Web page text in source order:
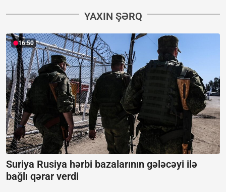
YAXIN ŞƏRQ
16:50
Suriya Rusiya hərbi bazalarının gələcəyi ilə
bağlı qərar verdi